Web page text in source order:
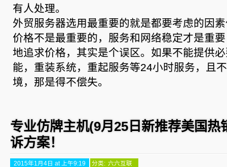
有人处理。
外贸服务器选用最重要的就是都要考虑的因
价格不是最重要的，服务和网络稳定才是重
地追求价格，其实是个误区。如果不能提供
能，重装系统，重起服务等24小时服务，且
境，那是得不偿失。
专业仿牌主机(9月25日新推荐美国热
诉方案！
2015年1月4日 at 上午9:19 分类: 六六互联